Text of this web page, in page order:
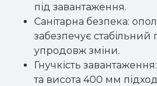
під завантаження.
Санітарна безпека:
забезпечує стабільний
упродовж зміни.
Гнучкість
та висота 400 мм